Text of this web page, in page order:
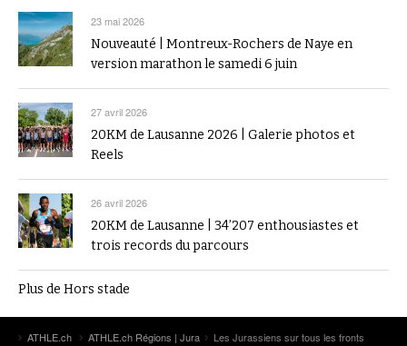
23 mai 2026
Nouveauté | Montreux-Rochers de Naye en
version marathon le samedi 6 juin
27 avril 2026
20KM de Lausanne 2026 | Galerie photos et
Reels
26 avril 2026
20KM de Lausanne | 34’207 enthousiastes et
trois records du parcours
Plus de Hors stade
ATHLE.ch ATHLE.ch Régions | Jura Les Jurassiens sur tous les fronts